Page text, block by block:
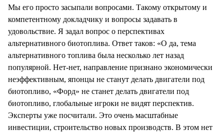
Мы его просто засыпали вопросами. Такому открытому и
компетентному докладчику и вопросы задавать в
удовольствие. Я задал вопрос о перспективах
альтернативного биотоплива. Ответ таков: «О да, тема
альтернативного топлива была несколько лет назад
популярной. Нет-нет, направление признано экономически
неэффективным, японцы не станут делать двигатели под
биотопливо, «Форд» не станет делать двигатели под
биотопливо, глобальные игроки не видят перспектив.
Эксперты уже посчитали. Это очень масштабные
инвестиции, строительство новых производств. В этом нет